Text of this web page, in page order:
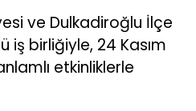
ve Dulkadiroğlu İlçe
iş birliğiyle, 24 Kasım
etkinliklerle